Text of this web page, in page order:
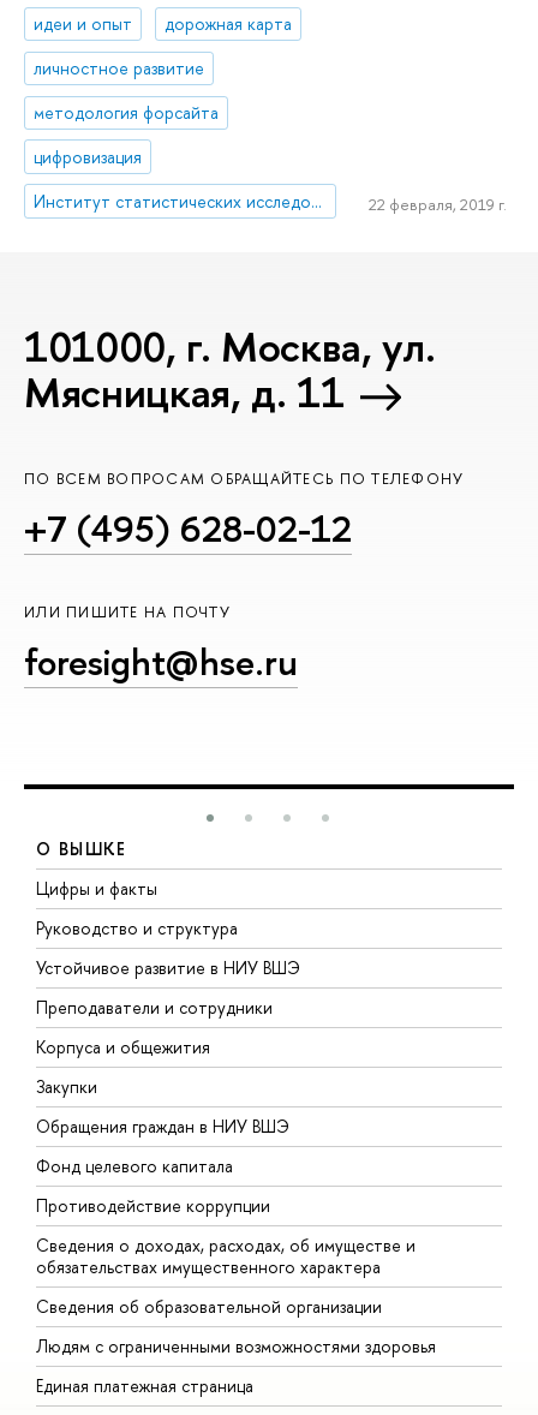
идеи и опыт
дорожная карта
личностное развитие
методология форсайта
цифровизация
Институт статистических исследований и экономики знаний
22 февраля, 2019 г.
101000, г. Москва, ул.
Мясницкая, д. 11
ПО ВСЕМ ВОПРОСАМ ОБРАЩАЙТЕСЬ ПО ТЕЛЕФОНУ
+7 (495) 628-02-12
ИЛИ ПИШИТЕ НА ПОЧТУ
foresight@hse.ru
О ВЫШКЕ
Цифры и факты
Руководство и структура
Устойчивое развитие в НИУ ВШЭ
Преподаватели и сотрудники
Корпуса и общежития
Закупки
Обращения граждан в НИУ ВШЭ
Фонд целевого капитала
Противодействие коррупции
Сведения о доходах, расходах, об имуществе и
обязательствах имущественного характера
Сведения об образовательной организации
Людям с ограниченными возможностями здоровья
Единая платежная страница